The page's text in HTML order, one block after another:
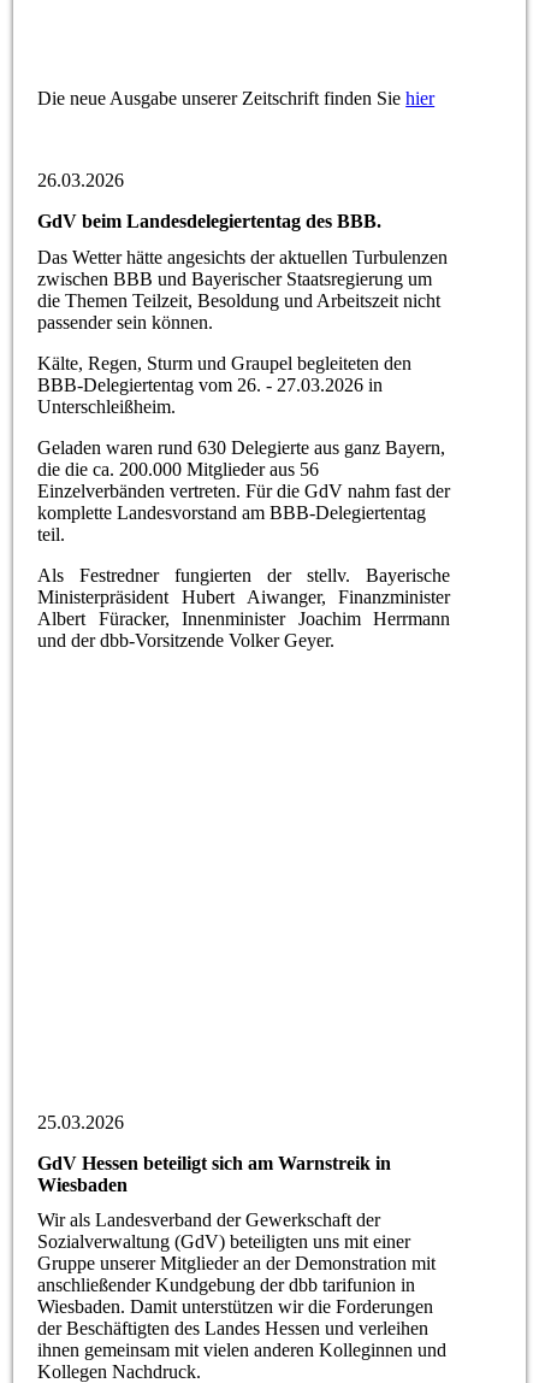
Die neue Ausgabe unserer Zeitschrift finden Siehier
26.03.2026
GdV beim Landesdelegiertentag des BBB.
Das Wetter hätte angesichts der aktuellen Turbulenzen
zwischen BBB und Bayerischer Staatsregierung um
die Themen Teilzeit, Besoldung und Arbeitszeit nicht
passender sein können.
Kälte, Regen, Sturm und Graupel begleiteten den
BBB-Delegiertentag vom 26. - 27.03.2026 in
Unterschleißheim.
Geladen waren rund 630 Delegierte aus ganz Bayern,
die die ca. 200.000 Mitglieder aus 56
Einzelverbänden vertreten. Für die GdV nahm fast der
komplette Landesvorstand am BBB-Delegiertentag
teil.
Als Festredner fungierten der stellv. Bayerische
Ministerpräsident Hubert Aiwanger, Finanzminister
Albert Füracker, Innenminister Joachim Herrmann
und der dbb-Vorsitzende Volker Geyer.
25.03.2026
GdV Hessen beteiligt sich am Warnstreik in
Wiesbaden
Wir als Landesverband der Gewerkschaft der
Sozialverwaltung (GdV) beteiligten uns mit einer
Gruppe unserer Mitglieder an der Demonstration mit
anschließender Kundgebung der dbb tarifunion in
Wiesbaden. Damit unterstützen wir die Forderungen
der Beschäftigten des Landes Hessen und verleihen
ihnen gemeinsam mit vielen anderen Kolleginnen und
Kollegen Nachdruck.